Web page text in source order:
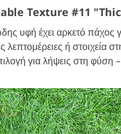
Texture #11
υφή έχει αρκετό πάχος
λεπτομέρειες ή στοιχεία
για λήψεις στη